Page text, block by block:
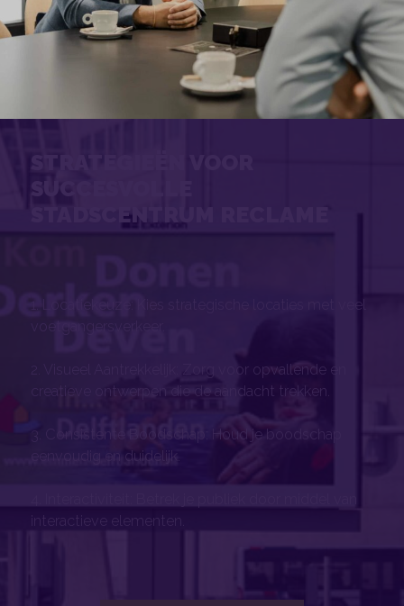
STADSCENTRUM RECLAME
1. Locatiekeuze: Kies strategische locaties met veel
voetgangersverkeer.
2. Visueel Aantrekkelijk: Zorg voor opvallende en
creatieve ontwerpen die de aandacht trekken.
3. Consistente Boodschap: Houd je boodschap
eenvoudig en duidelijk.
interactieve elementen.